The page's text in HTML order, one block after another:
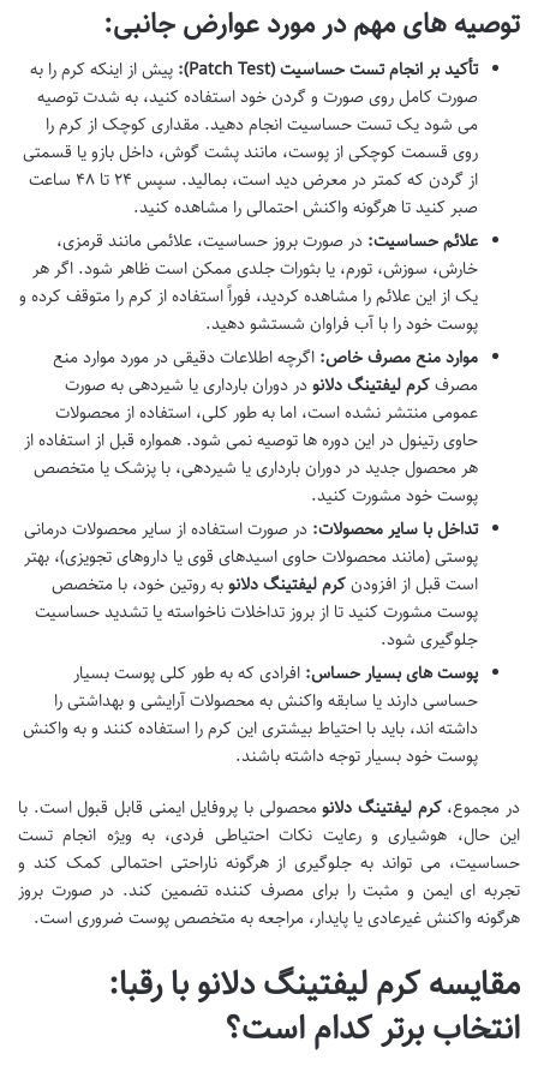
توصیه های مهم در مورد عوارض جانبی:
تأکید بر انجام تست حساسیت (Patch Test):
پیش از اینکه کرم را به
صورت کامل روی صورت و گردن خود استفاده کنید، به شدت توصیه
می شود یک تست حساسیت انجام دهید. مقداری کوچک از کرم را
روی قسمت کوچکی از پوست، مانند پشت گوش، داخل بازو یا قسمتی
از گردن که کمتر در معرض دید است، بمالید. سپس ۲۴ تا ۴۸ ساعت
صبر کنید تا هرگونه واکنش احتمالی را مشاهده کنید.
علائم حساسیت: در صورت بروز حساسیت، علائمی مانند قرمزی،
خارش، سوزش، تورم، یا بثورات جلدی ممکن است ظاهر شود. اگر هر
یک از این علائم را مشاهده کردید، فوراً استفاده از کرم را متوقف کرده و
پوست خود را با آب فراوان شستشو دهید.
موارد منع مصرف خاص: اگرچه اطلاعات دقیقی در مورد موارد منع
مصرفکرم لیفتینگ دلانودر دوران بارداری یا شیردهی به صورت
عمومی منتشر نشده است، اما به طور کلی، استفاده از محصولات
حاوی رتینول در این دوره ها توصیه نمی شود. همواره قبل از استفاده از
هر محصول جدید در دوران بارداری یا شیردهی، با پزشک یا متخصص
پوست خود مشورت کنید.
تداخل با سایر محصولات: در صورت استفاده از سایر محصولات درمانی
پوستی (مانند محصولات حاوی اسیدهای قوی یا داروهای تجویزی)، بهتر
است قبل از افزودنکرم لیفتینگ دلانوبه روتین خود، با متخصص
پوست مشورت کنید تا از بروز تداخلات ناخواسته یا تشدید حساسیت
جلوگیری شود.
پوست های بسیار حساس: افرادی که به طور کلی پوست بسیار
حساسی دارند یا سابقه واکنش به محصولات آرایشی و بهداشتی را
داشته اند، باید با احتیاط بیشتری این کرم را استفاده کنند و به واکنش
پوست خود بسیار توجه داشته باشند.
در مجموع،کرم لیفتینگ دلانومحصولی با پروفایل ایمنی قابل قبول است. با
این حال، هوشیاری و رعایت نکات احتیاطی فردی، به ویژه انجام تست
حساسیت، می تواند به جلوگیری از هرگونه ناراحتی احتمالی کمک کند و
تجربه ای ایمن و مثبت را برای مصرف کننده تضمین کند. در صورت بروز
هرگونه واکنش غیرعادی یا پایدار، مراجعه به متخصص پوست ضروری است.
مقایسه کرم لیفتینگ دلانو با رقبا:
انتخاب برتر کدام است؟